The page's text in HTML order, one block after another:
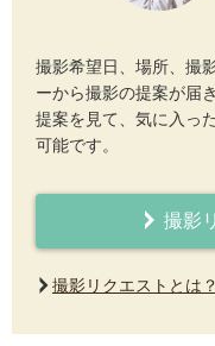
撮影希望日、場所、撮
ーから撮影の提案が届
提案を見て、気に入っ
可能です。
撮影
撮影リクエストとは？